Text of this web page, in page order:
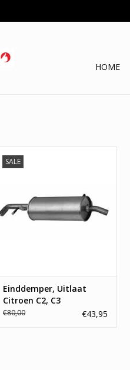
HOME
SALE
ASSO: 10.7052BOSAL: 135-015
WALKER: 22308
TOEVOEGEN AAN WINKELWAGEN
Einddemper, Uitlaat
Citroen C2, C3
€80,00 €43,95